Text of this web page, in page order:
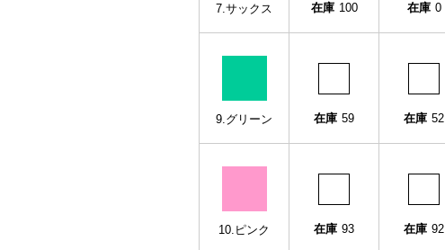
7.サックス 在庫 100 在庫 0
9.グリーン 在庫 59 在庫 52
10.ピンク 在庫 93 在庫 92